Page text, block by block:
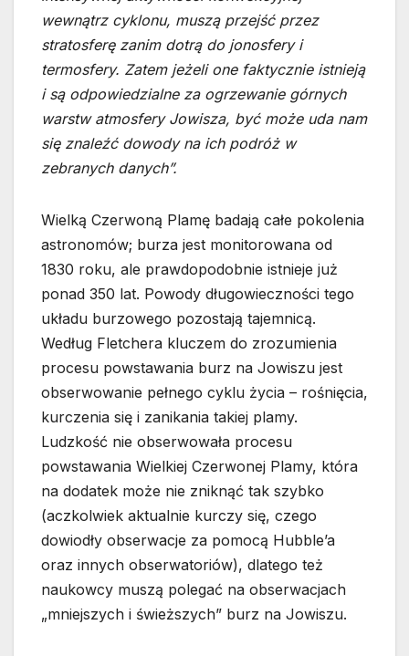
wewnątrz cyklonu, muszą przejść przez
stratosferę zanim dotrą do jonosfery i
termosfery. Zatem jeżeli one faktycznie istnieją
i są odpowiedzialne za ogrzewanie górnych
warstw atmosfery Jowisza, być może uda nam
się znaleźć dowody na ich podróż w
zebranych danych”.
Wielką Czerwoną Plamę badają całe pokolenia
astronomów; burza jest monitorowana od
1830 roku, ale prawdopodobnie istnieje już
ponad 350 lat. Powody długowieczności tego
układu burzowego pozostają tajemnicą.
Według Fletchera kluczem do zrozumienia
procesu powstawania burz na Jowiszu jest
obserwowanie pełnego cyklu życia – rośnięcia,
kurczenia się i zanikania takiej plamy.
Ludzkość nie obserwowała procesu
powstawania Wielkiej Czerwonej Plamy, która
na dodatek może nie zniknąć tak szybko
(aczkolwiek aktualnie kurczy się, czego
dowiodły obserwacje za pomocą Hubble’a
oraz innych obserwatoriów), dlatego też
naukowcy muszą polegać na obserwacjach
„mniejszych i świeższych” burz na Jowiszu.